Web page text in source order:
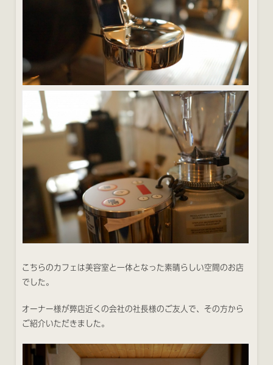
こちらのカフェは美容室と一体となった素晴らしい空間のお店
でした。
オーナー様が弊店近くの会社の社長様のご友人で、その方から
ご紹介いただきました。